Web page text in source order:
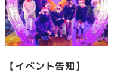
【イベント告知】